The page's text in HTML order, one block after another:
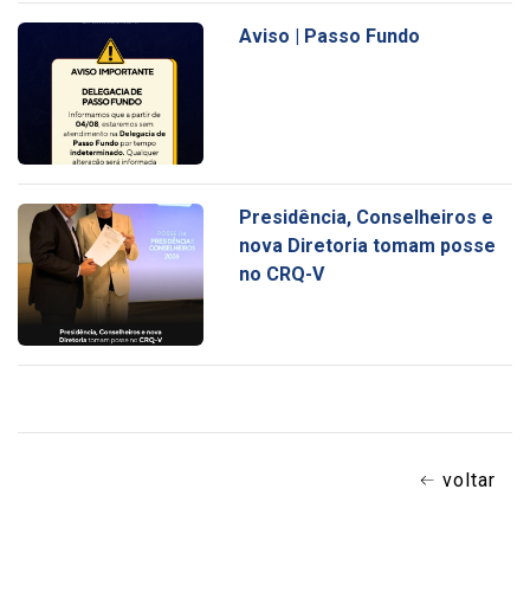
Aviso | Passo Fundo
Presidência, Conselheiros e
nova Diretoria tomam posse
no CRQ-V
voltar